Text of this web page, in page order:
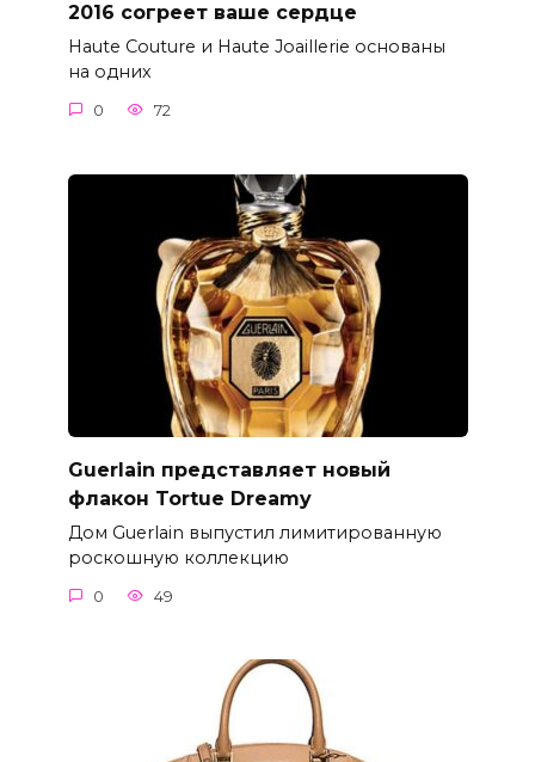
2016 согреет ваше сердце
Haute Couture и Haute Joaillerie основаны
на одних
0 72
Guerlain представляет новый
флакон Tortue Dreamy
Дом Guerlain выпустил лимитированную
роскошную коллекцию
0 49